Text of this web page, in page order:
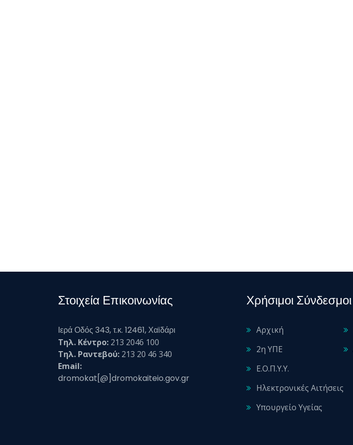
Στοιχεία Επικοινωνίας
Ιερά Οδός 343, τ.κ. 12461, Χαϊδάρι
Τηλ. Κέντρο: 213 2046 100
Τηλ. Ραντεβού: 213 20 46 340
Email:
dromokat[@]dromokaiteio.gov.gr
Χρήσιμοι Σύνδεσμοι
Αρχική
2η ΥΠΕ
Ε.Ο.Π.Υ.Υ.
Ηλεκτρονικές Αιτήσεις
Υπουργείο Υγείας